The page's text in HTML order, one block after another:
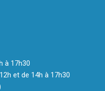
à 17h30
et de 14h à 17h30